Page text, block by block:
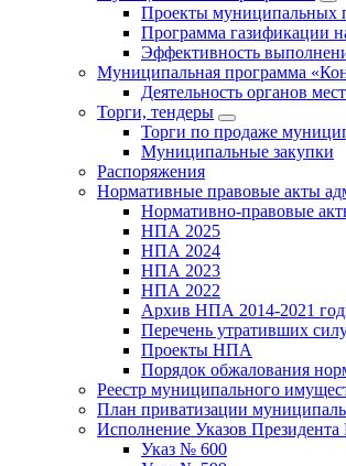
Проекты муниципальных
Программа газификации
Эффективность
Муниципальная программа
Деятельность органов
Торги, тендеры
Торги по продаже
Муниципальные закупки
Распоряжения
Нормативные правовые акты
Нормативно-правовые
НПА 2025
НПА 2024
НПА 2023
НПА 2022
Архив НПА 2014-2021
Перечень утративших
Проекты НПА
Порядок обжалования
Реестр муниципального
План приватизации
Исполнение Указов
Указ № 600